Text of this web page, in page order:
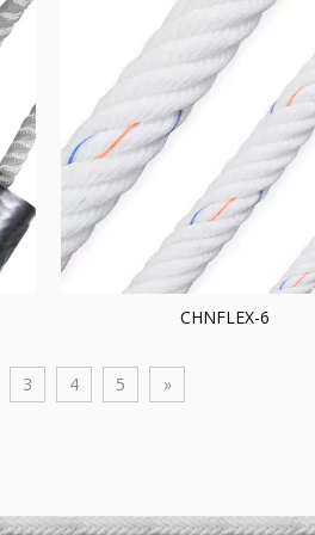
CHNFLEX-6
3 4 5 »